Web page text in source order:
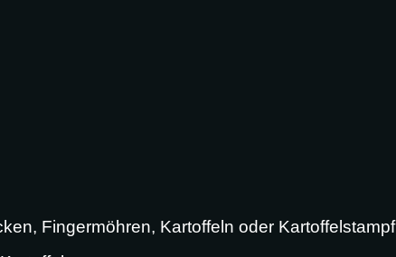
Fingermöhren, Kartoffeln oder Kartoffelstampf